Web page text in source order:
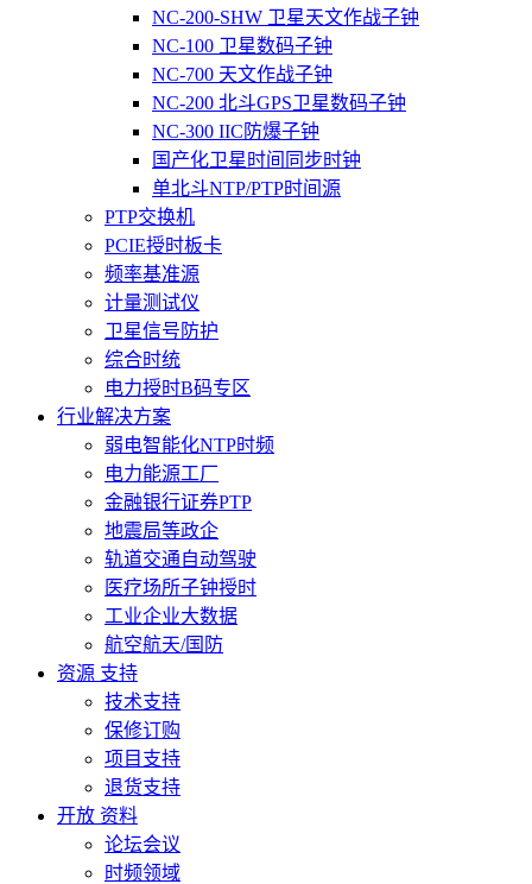
NC-200-SHW 卫星天文作战子钟
NC-100 卫星数码子钟
NC-700 天文作战子钟
NC-200 北斗GPS卫星数码子钟
NC-300 IIC防爆子钟
国产化卫星时间同步时钟
单北斗NTP/PTP时间源
PTP交换机
PCIE授时板卡
频率基准源
计量测试仪
卫星信号防护
综合时统
电力授时B码专区
行业解决方案
弱电智能化NTP时频
电力能源工厂
金融银行证券PTP
地震局等政企
轨道交通自动驾驶
医疗场所子钟授时
工业企业大数据
航空航天/国防
资源 支持
技术支持
保修订购
项目支持
退货支持
开放 资料
论坛会议
时频领域